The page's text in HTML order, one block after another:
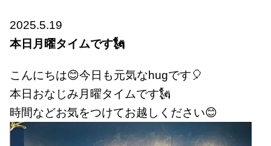
2025.5.19
本日月曜タイムです🗽
こんにちは😊今日も元気なhugです🎈
本日おなじみ月曜タイムです🗽
時間などお気をつけてお越しください😊